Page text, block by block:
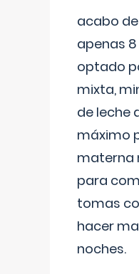
acabo
apenas
optado
mixta,
de leche
máximo
materna
para
tomas
hacer
noches.